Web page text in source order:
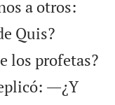
a otros:
Quis?
los profetas?
―¿Y